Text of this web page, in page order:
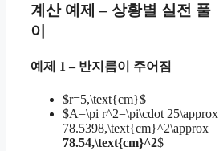
계산 예제 – 상황별 실전 풀
이
예제 1 – 반지름이 주어짐
$r=5,\text{cm}$
$A=\pi r^2=\pi\cdot 25\approx
78.5398,\text{cm}^2\approx
78.54,\text{cm}^2$